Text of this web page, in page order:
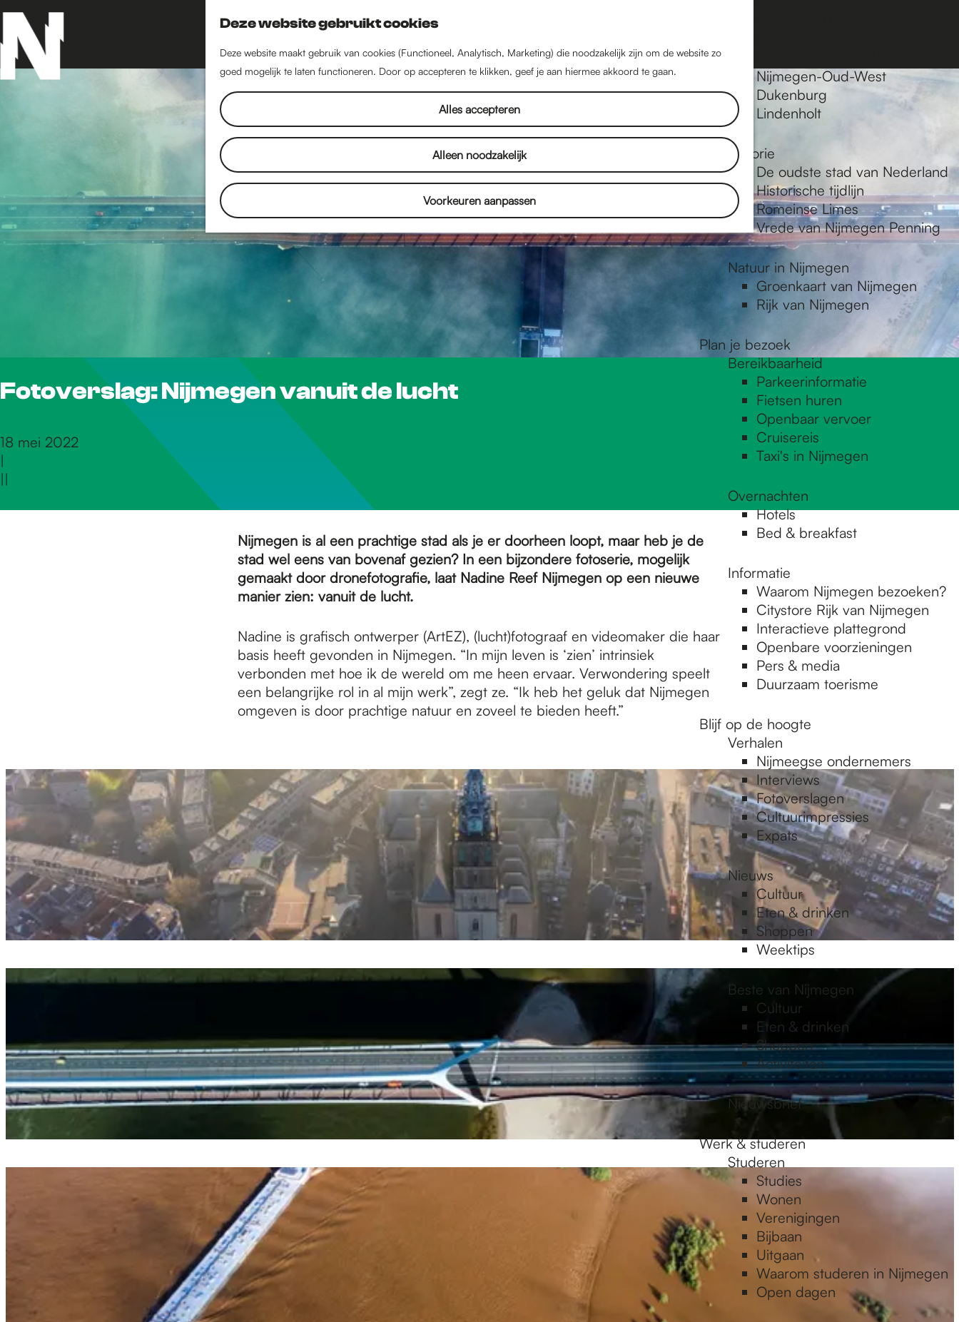
Deze website gebruikt cookies
Deze website maakt gebruik van cookies (Functioneel, Analytisch, Marketing) die noodzakelijk zijn om de website zo
goed mogelijk te laten functioneren. Door op accepteren te klikken, geef je aan hiermee akkoord te gaan.
Alles accepteren
Alleen noodzakelijk
Voorkeuren aanpassen
o
e
k
n
a
a
r
M
n
Nijmegen-Oud-West
Dukenburg
Lindenholt
Historie
De oudste stad van Nederland
Historische tijdlijn
Romeinse Limes
Vrede van Nijmegen Penning
Natuur in Nijmegen
Groenkaart van Nijmegen
Rijk van Nijmegen
Plan je bezoek
Bereikbaarheid
Parkeerinformatie
Fietsen huren
Openbaar vervoer
Cruisereis
Taxi's in Nijmegen
Overnachten
Hotels
Bed & breakfast
Informatie
Waarom Nijmegen bezoeken?
Citystore Rijk van Nijmegen
Interactieve plattegrond
Openbare voorzieningen
Pers & media
Duurzaam toerisme
Blijf op de hoogte
Verhalen
Nijmeegse ondernemers
Interviews
Fotoverslagen
Cultuurimpressies
Expats
Nieuws
Cultuur
Eten & drinken
Shoppen
Weektips
Beste van Nijmegen
Cultuur
Eten & drinken
Shoppen
Activiteiten
Nieuwsbrief
Werk & studeren
Studeren
Studies
Wonen
Verenigingen
Bijbaan
Uitgaan
Waarom studeren in Nijmegen
Open dagen
Fotoverslag: Nijmegen vanuit de lucht
18 mei 2022
|
||
Nijmegen is al een prachtige stad als je er doorheen loopt, maar heb je de
stad wel eens van bovenaf gezien? In een bijzondere fotoserie, mogelijk
gemaakt door dronefotografie, laat Nadine Reef Nijmegen op een nieuwe
manier zien: vanuit de lucht.
Nadine is grafisch ontwerper (ArtEZ), (lucht)fotograaf en videomaker die haar
basis heeft gevonden in Nijmegen. “In mijn leven is ‘zien’ intrinsiek
verbonden met hoe ik de wereld om me heen ervaar. Verwondering speelt
een belangrijke rol in al mijn werk”, zegt ze. “Ik heb het geluk dat Nijmegen
omgeven is door prachtige natuur en zoveel te bieden heeft.”